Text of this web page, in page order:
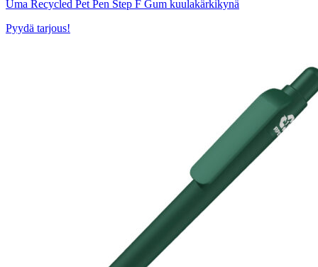
Uma Recycled Pet Pen Step F Gum kuulakärkikynä
Pyydä tarjous!